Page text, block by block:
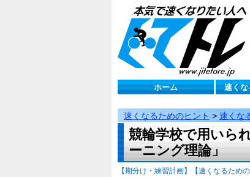
ホーム 速くな
速くなるためのヒント > 速くな
競輪学校で用いら
ーニング理論」
【期分け・練習計画】 【速くなるため